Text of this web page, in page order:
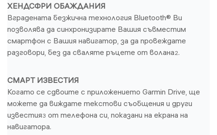
ХЕНДСФРИ ОБАЖДАНИЯ
Вградената безжична технология Bluetooth® Ви
позволява да синхронизирате Вашия съвместим
смартфон с Вашия навигатор, за да провеждате
разговори, без да сваляте ръцете от волана2.
СМАРТ ИЗВЕСТИЯ
Когато се сдвоите с приложението Garmin Drive, ще
можете да виждате текстови съобщения и други
известия3 от телефона си, показани на екрана на
навигатора.